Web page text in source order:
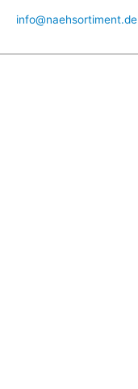
info@naehsortiment.de